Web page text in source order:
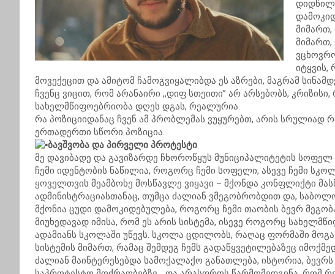
იტყვის,
მოვექეცით და ამიტომ ჩამოგვიყალიბდა ეს აზრები, მაგრამ
ჩვენც ვიცით, რომ არანაირი ,,დიფ სთეითი’’ არ არსებობს,
სახელმწიფოებრიობა დღეს დგას, რეალურია.
რა პოზიციიდანაც ჩვენ ამ პრობლემას ვუყურებთ, არის სრულიად
ერთადერთი სწორი პოზიცია.
ბავშვობა და პირველი პროტესტი
მე დავიბადე და გავიზარდე ჩხოროწყუს მუნიციპალიტეტის
ჩემი იდენტობის ნაწილია, როგორც ჩემი სოფელი, ასევე ჩემი
ყოველთვის მეამბოხე მოსწავლე ვიყავი – მქონდა კონფლიქტი
ადმინისტრაციასთანაც, თუმცა ძალიან ვმეგობრობდით და,
მქონია ცუდი დამოკიდებულება, როგორც ჩემი თაობის ბევრ
მიუხედავად იმისა, რომ ეს არის სისტემა, ისევე როგორც
ადამიანს სკოლაში უწევს. სკოლა ცდილობს, რაღაც ფორმაში
სისტემის მიმართ, რამაც შემდეგ ჩემს გადაწყვეტილებაზეც
ძალიან მაინტერესებდა სამოქალაქო განათლება, ისტორია,